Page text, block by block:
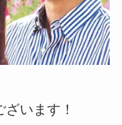
います！